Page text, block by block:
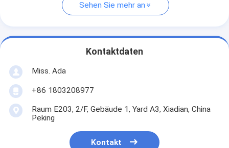
Sehen Sie mehr an
Kontaktdaten
Miss. Ada
+86 1803208977
Raum E203, 2/F, Gebäude 1, Yard A3, Xiadian, China
Peking
Kontakt